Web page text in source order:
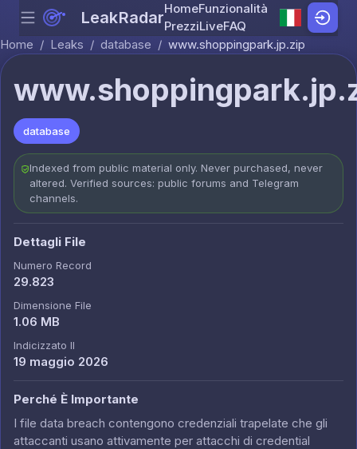
Skip to content
Menu LeakRadarHomeFunzionalità
PrezziLiveFAQ
Home / Leaks / database / www.shoppingpark.jp.zip
database
Indexed from public material only. Never purchased, never
altered. Verified sources: public forums and Telegram
channels.
Dettagli File
Numero Record
29.823
Dimensione File
1.06 MB
Indicizzato Il
19 maggio 2026
Perché È Importante
I file data breach contengono credenziali trapelate che gli
attaccanti usano attivamente per attacchi di credential